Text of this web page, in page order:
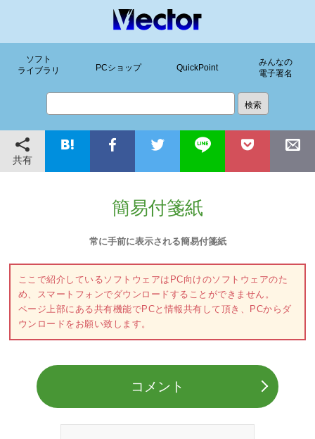
ソフト
ライブラリ
PCショップ QuickPoint
みんなの
電子署名
共有
簡易付箋紙
常に手前に表示される簡易付箋紙
ここで紹介しているソフトウェアはPC向けのソフトウェアのた
め、スマートフォンでダウンロードすることができません。
ページ上部にある共有機能でPCと情報共有して頂き、PCからダ
ウンロードをお願い致します。
コメント